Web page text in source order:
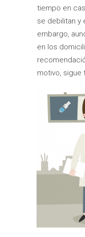
tiempo en
se debilitan y
embargo,
en los
motivo, sigue